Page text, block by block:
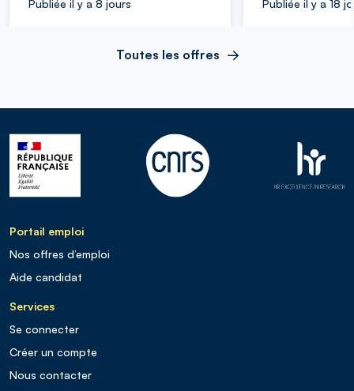
Publiée il y a 8 jours Publiée il y a 18
Toutes les offres
Portail emploi
Nos offres d’emploi
Aide candidat
Services
Se connecter
Créer un compte
Nous contacter